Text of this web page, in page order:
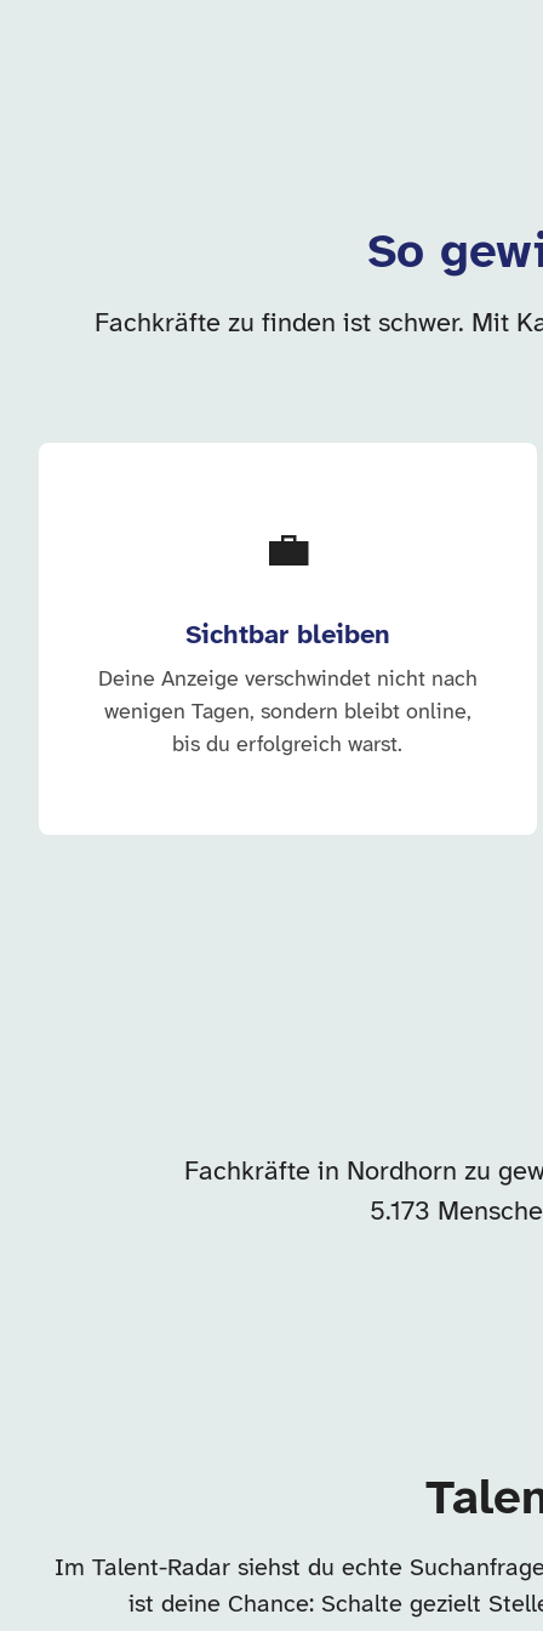
So
Fachkräfte zu finden ist schwer. Mit
💼
Sichtbar bleiben
Deine Anzeige verschwindet nicht nach
wenigen Tagen, sondern bleibt online,
bis du erfolgreich warst.
Fachkräfte in Nordhorn zu
5.173
Im Talent-Radar siehst du echte
ist deine Chance: Schalte gezielt